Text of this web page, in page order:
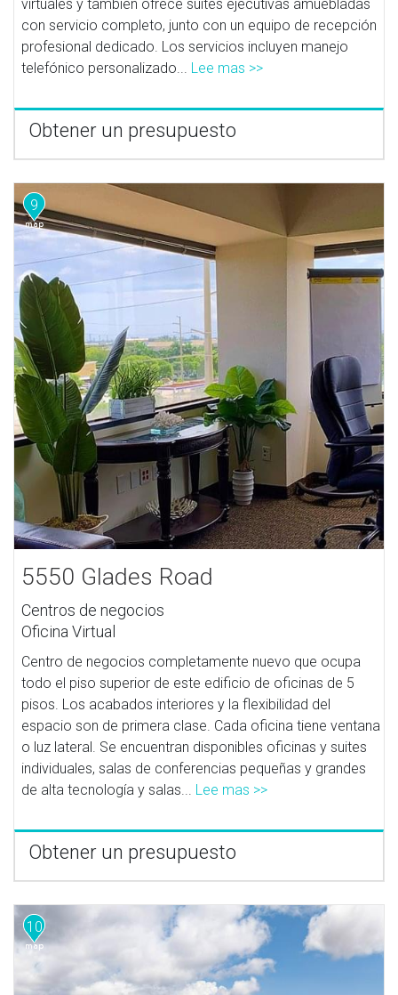
virtuales y también ofrece suites ejecutivas amuebladas
con servicio completo, junto con un equipo de recepción
profesional dedicado. Los servicios incluyen manejo
telefónico personalizado... Lee mas >>
Obtener un presupuesto
9
5550 Glades Road
Centros de negocios
Oficina Virtual
Centro de negocios completamente nuevo que ocupa
todo el piso superior de este edificio de oficinas de 5
pisos. Los acabados interiores y la flexibilidad del
espacio son de primera clase. Cada oficina tiene ventana
o luz lateral. Se encuentran disponibles oficinas y suites
individuales, salas de conferencias pequeñas y grandes
de alta tecnología y salas... Lee mas >>
Obtener un presupuesto
10